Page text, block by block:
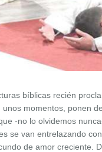
bíblicas recién
momentos, ponen
-no lo olvidemos
se van entrelazando
de amor creciente.